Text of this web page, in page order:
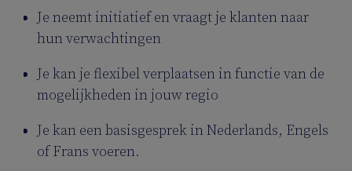
Je neemt initiatief en vraagt je klanten naar
hun verwachtingen
Je kan je flexibel verplaatsen in functie van de
mogelijkheden in jouw regio
Je kan een basisgesprek in Nederlands, Engels
of Frans voeren.